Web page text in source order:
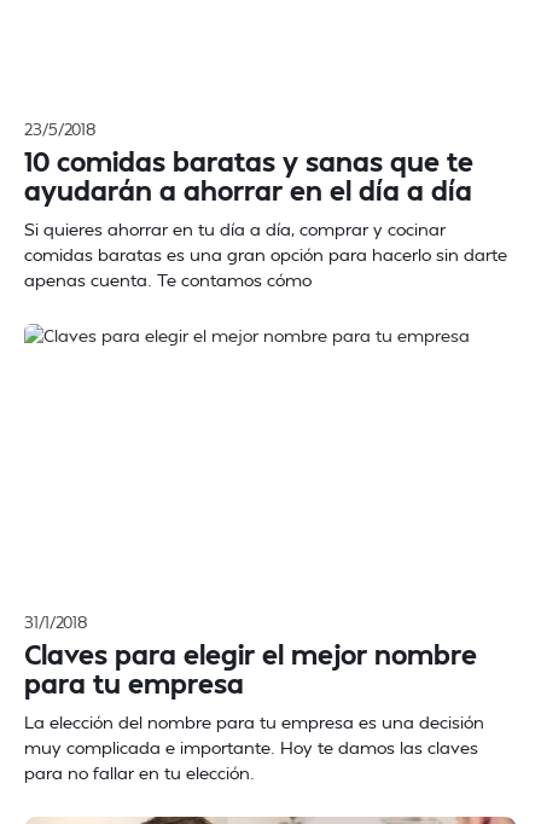
23/5/2018
10 comidas baratas y sanas que te
ayudarán a ahorrar en el día a día
Si quieres ahorrar en tu día a día, comprar y cocinar
comidas baratas es una gran opción para hacerlo sin darte
apenas cuenta. Te contamos cómo
31/1/2018
Claves para elegir el mejor nombre
para tu empresa
La elección del nombre para tu empresa es una decisión
muy complicada e importante. Hoy te damos las claves
para no fallar en tu elección.